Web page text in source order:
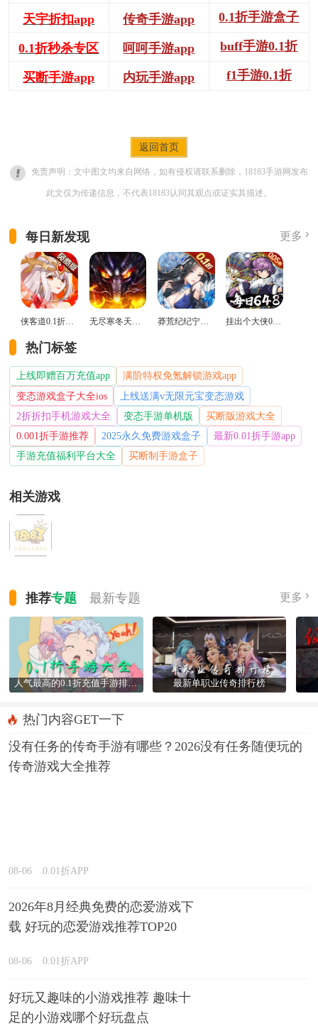
天宇折扣app 传奇手游app 0.1折手游盒子
0.1折秒杀专区 呵呵手游app buff手游0.1折
买断手游app 内玩手游app f1手游0.1折
返回首页
免责声明：文中图文均来自网络，如有侵权请联系删除，18183手游网发布
此文仅为传递信息，不代表18183认同其观点或证实其描述。
每日新发现 更多
侠客道0.1折变态版 无尽寒冬天蛇新春送礼版 莽荒纪纪宁传奇0.1折送无限连抽版 挂出个大侠0.05折免单福利版
热门标签
上线即赠百万充值app
满阶特权免氪解锁游戏app
变态游戏盒子大全ios
上线送满v无限元宝变态游戏
2折折扣手机游戏大全
变态手游单机版
买断版游戏大全
0.001折手游推荐
2025永久免费游戏盒子
最新0.01折手游app
手游充值福利平台大全
买断制手游盒子
相关游戏
推荐专题 最新专题 更多
人气最高的0.1折充值手游排行榜 最新单职业传奇排行榜
热门内容GET一下
没有任务的传奇手游有哪些？2026没有任务随便玩的
传奇游戏大全推荐
08-06 0.01折APP
2026年8月经典免费的恋爱游戏下
载 好玩的恋爱游戏推荐TOP20
08-06 0.01折APP
好玩又趣味的小游戏推荐 趣味十
足的小游戏哪个好玩盘点